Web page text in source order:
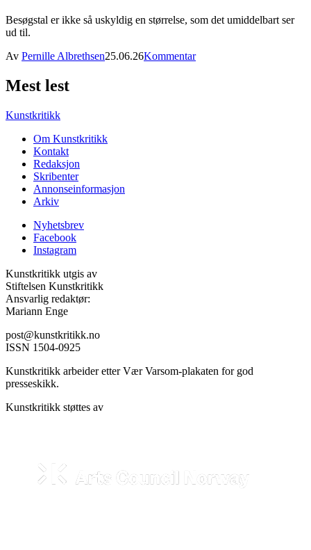
Besøgstal er ikke så uskyldig en størrelse, som det umiddelbart ser
ud til.
Av Pernille Albrethsen25.06.26Kommentar
Mest lest
Kunstkritikk
Om Kunstkritikk
Kontakt
Redaksjon
Skribenter
Annonseinformasjon
Arkiv
Nyhetsbrev
Facebook
Instagram
Kunstkritikk utgis av
Stiftelsen Kunstkritikk
Ansvarlig redaktør:
Mariann Enge
post@kunstkritikk.no
ISSN 1504-0925
Kunstkritikk arbeider etter Vær Varsom-plakaten for god
presseskikk.
Kunstkritikk støttes av